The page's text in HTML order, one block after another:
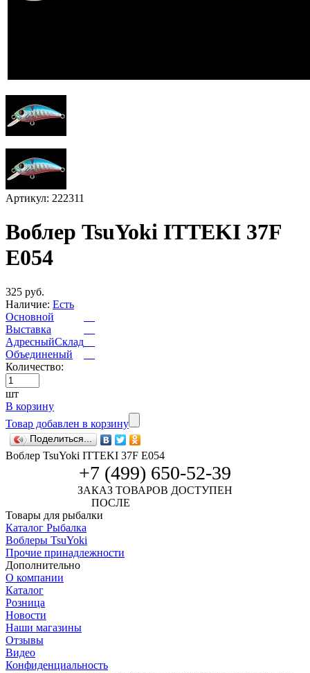
Артикул: 222311
Воблер TsuYoki ITTEKI 37F
E054
325 руб.
Наличие: Есть
Основной
Выставка
АдресныйСклад
Объединеный
Количество:
шт
В корзину
Товар добавлен в корзину
Поделиться...
Воблер TsuYoki ITTEKI 37F E054
+7 (499) 650-52-39
ЗАКАЗ ТОВАРОВ ДОСТУПЕН
ПОСЛЕ
Товары для рыбалки
Каталог Рыбалка
Воблеры TsuYoki
Прочие принадлежности
Дополнительно
О компании
Каталог
Розница
Новости
Наши магазины
Отзывы
Видео
Конфиденциальность